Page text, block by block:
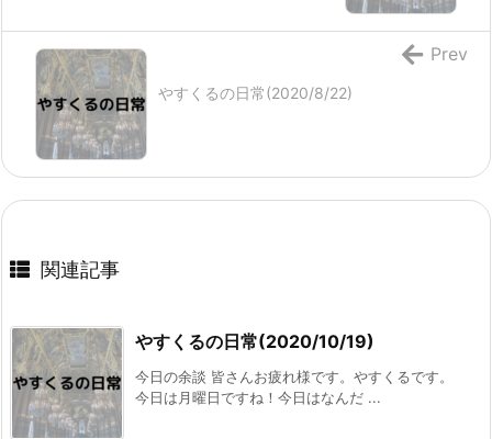
やすくるの日常(2020/8/22)
Prev
関連記事
やすくるの日常(2020/10/19)
今日の余談 皆さんお疲れ様です。やすくるです。
今日は月曜日ですね！今日はなんだ ...